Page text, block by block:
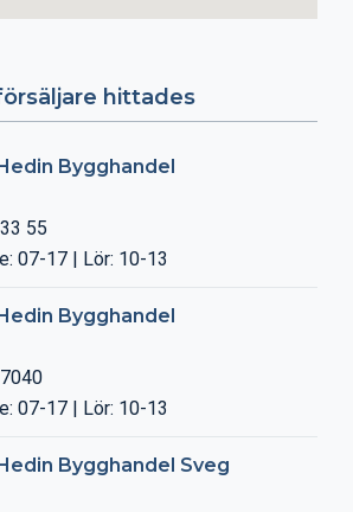
hittades
Bygghandel
55
07-17 | Lör: 10-13
Bygghandel
07-17 | Lör: 10-13
Bygghandel Sveg